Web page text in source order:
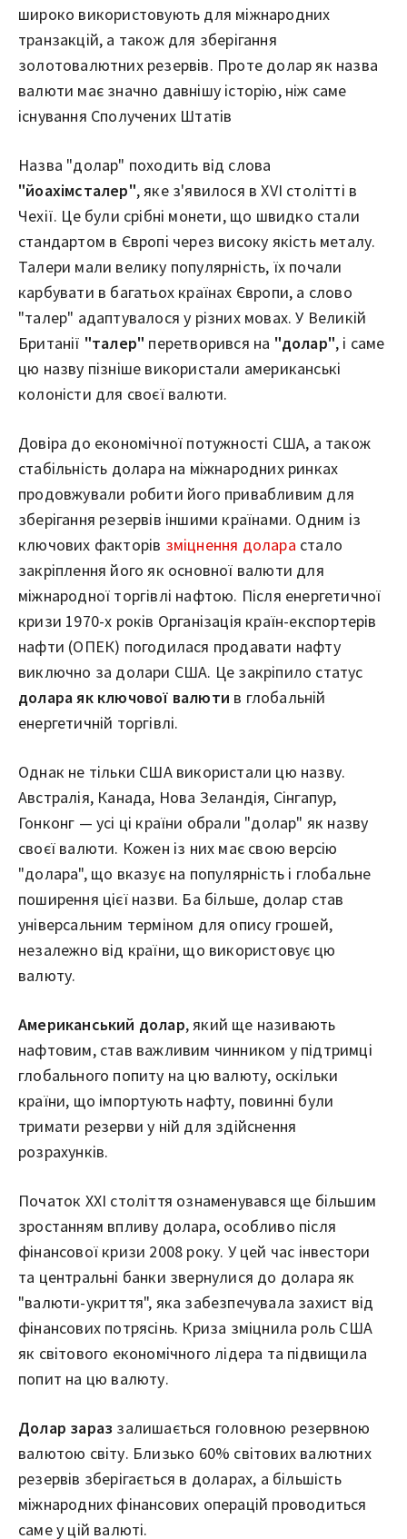
широко використовують для міжнародних
транзакцій, а також для зберігання
золотовалютних резервів. Проте долар як назва
валюти має значно давнішу історію, ніж саме
існування Сполучених Штатів
Назва "долар" походить від слова
"йоахімсталер", яке з'явилося в XVI столітті в
Чехії. Це були срібні монети, що швидко стали
стандартом в Європі через високу якість металу.
Талери мали велику популярність, їх почали
карбувати в багатьох країнах Європи, а слово
"талер" адаптувалося у різних мовах. У Великій
Британії "талер" перетворився на "долар", і саме
цю назву пізніше використали американські
колоністи для своєї валюти.
Довіра до економічної потужності США, а також
стабільність долара на міжнародних ринках
продовжували робити його привабливим для
зберігання резервів іншими країнами. Одним із
ключових факторів зміцнення долара стало
закріплення його як основної валюти для
міжнародної торгівлі нафтою. Після енергетичної
кризи 1970-х років Організація країн-експортерів
нафти (ОПЕК) погодилася продавати нафту
виключно за долари США. Це закріпило статус
долара як ключової валюти в глобальній
енергетичній торгівлі.
Однак не тільки США використали цю назву.
Австралія, Канада, Нова Зеландія, Сінгапур,
Гонконг — усі ці країни обрали "долар" як назву
своєї валюти. Кожен із них має свою версію
"долара", що вказує на популярність і глобальне
поширення цієї назви. Ба більше, долар став
універсальним терміном для опису грошей,
незалежно від країни, що використовує цю
валюту.
Американський долар, який ще називають
нафтовим, став важливим чинником у підтримці
глобального попиту на цю валюту, оскільки
країни, що імпортують нафту, повинні були
тримати резерви у ній для здійснення
розрахунків.
Початок XXI століття ознаменувався ще більшим
зростанням впливу долара, особливо після
фінансової кризи 2008 року. У цей час інвестори
та центральні банки звернулися до долара як
"валюти-укриття", яка забезпечувала захист від
фінансових потрясінь. Криза зміцнила роль США
як світового економічного лідера та підвищила
попит на цю валюту.
Долар зараз залишається головною резервною
валютою світу. Близько 60% світових валютних
резервів зберігається в доларах, а більшість
міжнародних фінансових операцій проводиться
саме у цій валюті.